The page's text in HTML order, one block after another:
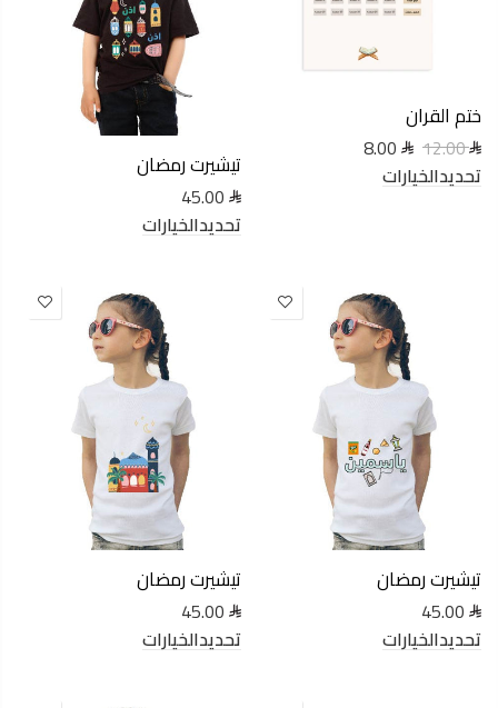
ختم القران
12.00
8.00
تحديدالخيارات
تيشيرت رمضان
45.00
تحديدالخيارات
تيشيرت رمضان
45.00
تحديدالخيارات
تيشيرت رمضان
45.00
تحديدالخيارات